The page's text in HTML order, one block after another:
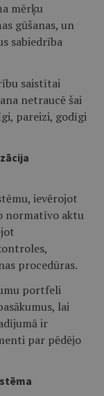
mērķu
gūšanas, un
sabiedrība
saistītai
netraucē šai
pareizi, godīgi
ievērojot
normatīvo aktu
procedūras.
portfeli
lai
ir
par pēdējo